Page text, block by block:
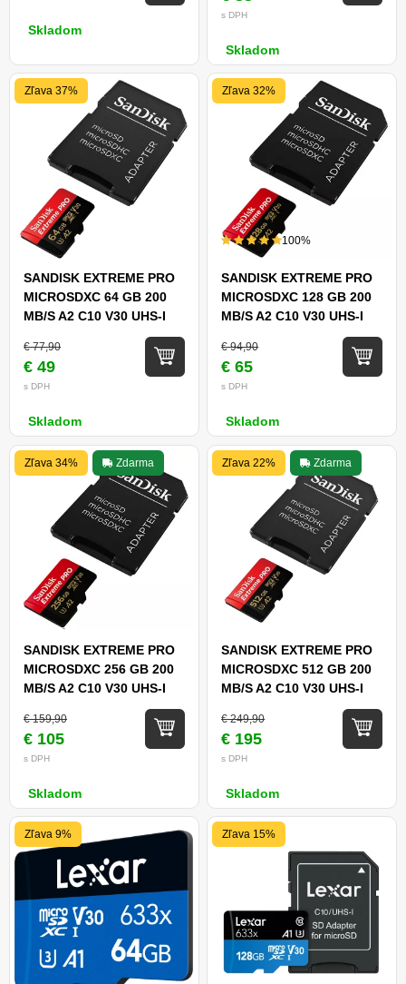
Skladom
s DPH
Skladom
Zľava 37%
SANDISK EXTREME PRO
MICROSDXC 64 GB 200
MB/S A2 C10 V30 UHS-I
€ 77,90
€ 49
s DPH
Skladom
Zľava 32%
100%
SANDISK EXTREME PRO
MICROSDXC 128 GB 200
MB/S A2 C10 V30 UHS-I
€ 94,90
€ 65
s DPH
Skladom
Zľava 34% Zdarma
SANDISK EXTREME PRO
MICROSDXC 256 GB 200
MB/S A2 C10 V30 UHS-I
€ 159,90
€ 105
s DPH
Skladom
Zľava 22% Zdarma
SANDISK EXTREME PRO
MICROSDXC 512 GB 200
MB/S A2 C10 V30 UHS-I
€ 249,90
€ 195
s DPH
Skladom
Zľava 9% Zľava 15%